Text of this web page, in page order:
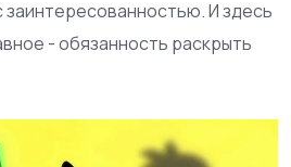
заинтересованностью. И здесь
- обязанность раскрыть